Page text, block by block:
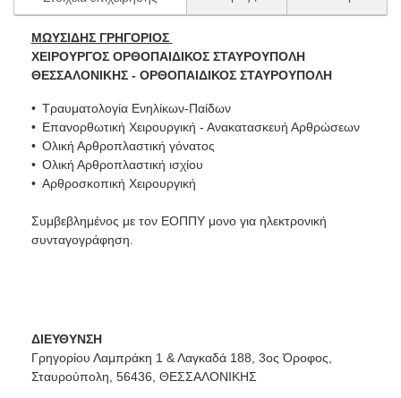
ΜΩΥΣΙΔΗΣ ΓΡΗΓΟΡΙΟΣ
ΧΕΙΡΟΥΡΓΟΣ ΟΡΘΟΠΑΙΔΙΚΟΣ ΣΤΑΥΡΟΥΠΟΛΗ
ΘΕΣΣΑΛΟΝΙΚΗΣ - ΟΡΘΟΠΑΙΔΙΚΟΣ ΣΤΑΥΡΟΥΠΟΛΗ
Τραυματολογία Ενηλίκων-Παίδων
Επανορθωτική Χειρουργική - Ανακατασκευή Αρθρώσεων
Ολική Αρθροπλαστική γόνατος
Ολική Αρθροπλαστική ισχίου
Αρθροσκοπική Χειρουργική
Συμβεβλημένος με τον ΕΟΠΠΥ μονο για ηλεκτρονική
συνταγογράφηση.
ΔΙΕΥΘΥΝΣΗ
Γρηγορίου Λαμπράκη 1 & Λαγκαδά 188, 3ος Όροφος,
Σταυρούπολη, 56436, ΘΕΣΣΑΛΟΝΙΚΗΣ